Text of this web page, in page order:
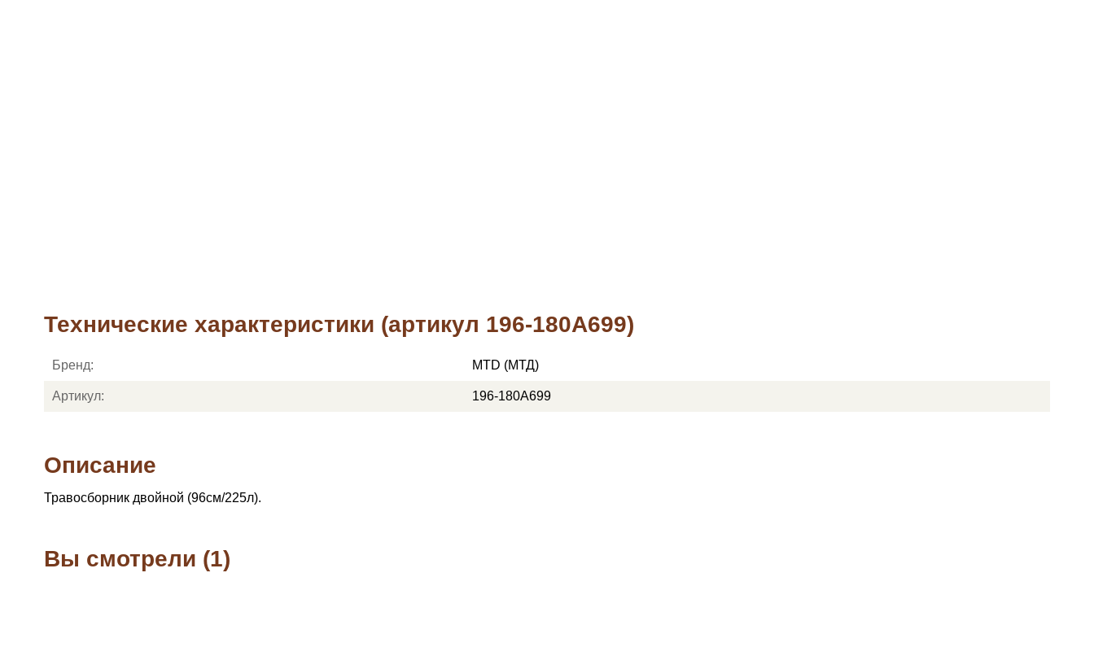
Технические характеристики (артикул 196-180A699)
Бренд: MTD (МТД)
Артикул: 196-180A699
Описание
Травосборник двойной (96см/225л).
Вы смотрели (1)